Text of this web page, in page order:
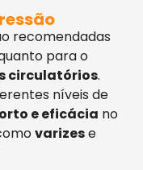
recomendadas
para o
circulatórios.
níveis de
e eficácia no
varizese